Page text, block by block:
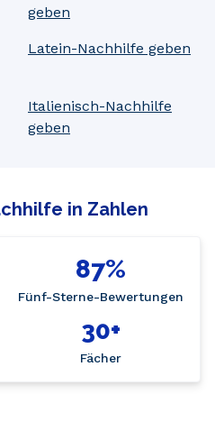
geben
Latein-Nachhilfe geben
Italienisch-Nachhilfe
geben
in Zahlen
87%
Fünf-Sterne-Bewertungen
30+
Fächer